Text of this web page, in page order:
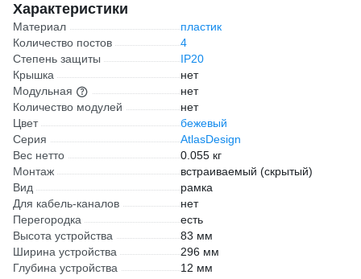
Характеристики
Материал
пластик
Количество постов
4
Степень защиты
IP20
Крышка
нет
Модульная
нет
Количество модулей
нет
Цвет
бежевый
Серия
AtlasDesign
Вес нетто
0.055 кг
Монтаж
встраиваемый (скрытый)
Вид
рамка
Для кабель-каналов
нет
Перегородка
есть
Высота устройства
83 мм
Ширина устройства
296 мм
Глубина устройства
12 мм